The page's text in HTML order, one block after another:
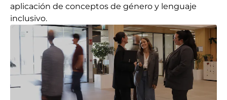
aplicación de conceptos de género y lenguaje
inclusivo.